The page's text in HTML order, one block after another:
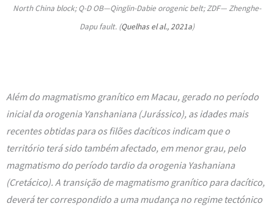
North China block; Q-D OB—Qing­lin-Dabie orogenic belt; ZDF— Zhenghe-
Dapu fault. (Quelhas el al., 2021a)
Além do magmatismo granítico em Macau, gerado no período
inicial da orogenia Yanshaniana (Jurássico), as idades mais
recentes obtidas para os filões dacíticos indicam que o
território terá sido também afectado, em menor grau, pelo
magmatismo do período tardio da orogenia Yashaniana
(Cretácico). A transição de magmatismo granítico para dacítico,
deverá ter correspondido a uma mudança no regime tectónico